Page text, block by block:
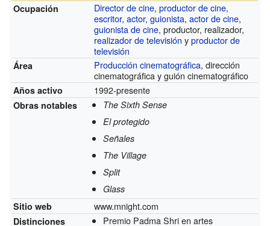
Ocupación
Director de cine,productor de cine,
escritor,actor,guionista,actor de cine,
guionista de cine, productor, realizador,
realizador de televisión yproductor de
televisión
Área Producción cinematográfica, dirección
cinematográfica y guión cinematográfico
Años activo 1992-presente
Obras notables
The Sixth Sense
El protegido
Señales
The Village
Split
Glass
Sitio web
www.mnight.com
Distinciones
Premio Padma Shri en artes